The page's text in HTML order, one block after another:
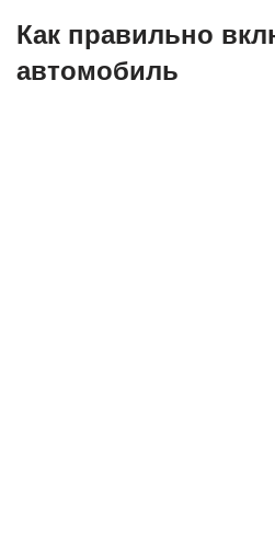
Как правильно
автомобиль